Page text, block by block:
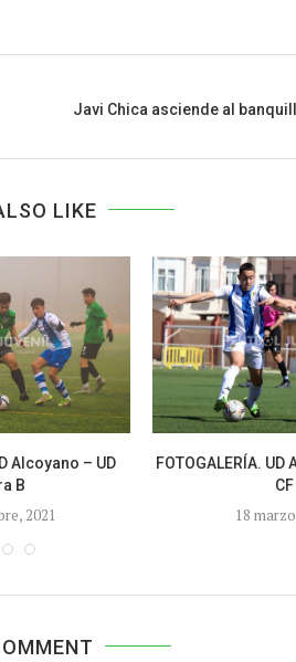
Javi Chica asciende al
LIKE
Alcoyano – UD
B
2021
FOTOGALERÍA.
CF
18